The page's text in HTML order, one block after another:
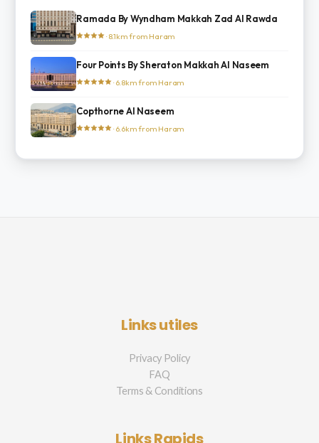
Ramada By Wyndham Makkah Zad Al Rawda
· 8.1km from Haram
Four Points By Sheraton Makkah Al Naseem
· 6.8km from Haram
Copthorne Al Naseem
· 6.6km from Haram
Links utiles
Privacy Policy
FAQ
Terms & Conditions
Links Rapids